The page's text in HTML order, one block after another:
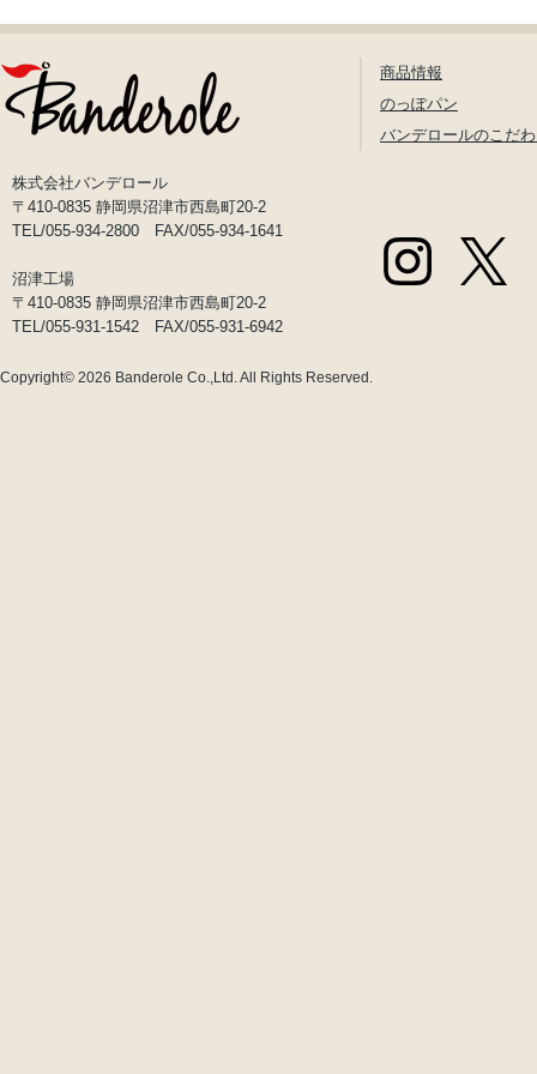
株式会社バンデロール
〒410-0835 静岡県沼津市西島町20-2
TEL/055-934-2800 FAX/055-934-1641
沼津工場
〒410-0835 静岡県沼津市西島町20-2
TEL/055-931-1542 FAX/055-931-6942
商品情報
のっぽパン
バンデロールのこだ
Copyright© 2026 Banderole Co.,Ltd.All Rights Reserved.